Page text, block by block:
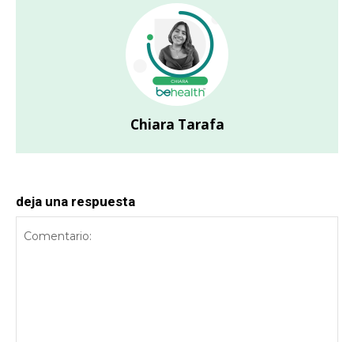
Chiara Tarafa
deja una respuesta